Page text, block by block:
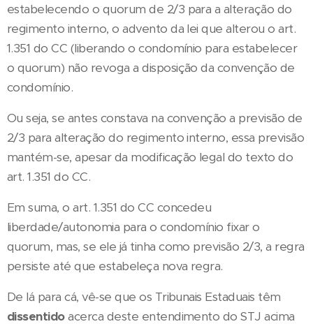
estabelecendo o quorum de 2/3 para a alteração do
regimento interno, o advento da lei que alterou o art.
1.351 do CC (liberando o condomínio para estabelecer
o quorum) não revoga a disposição da convenção de
condomínio.
Ou seja, se antes constava na convenção a previsão de
2/3 para alteração do regimento interno, essa previsão
mantém-se, apesar da modificação legal do texto do
art. 1.351 do CC.
Em suma, o art. 1.351 do CC concedeu
liberdade/autonomia para o condomínio fixar o
quorum, mas, se ele já tinha como previsão 2/3, a regra
persiste até que estabeleça nova regra.
De lá para cá, vê-se que os Tribunais Estaduais têm
dissentidoacerca deste entendimento do STJ acima